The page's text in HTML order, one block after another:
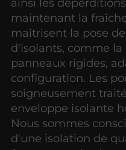
maintenant la
maîtrisent la pose
d'isolants, comme
panneaux rigides,
configuration. Les
soigneusement
enveloppe isolante
Nous sommes
d'une isolation de